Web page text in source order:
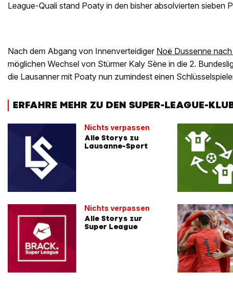
League-Quali stand Poaty in den bisher absolvierten sieben
Nach dem Abgang von Innenverteidiger Noë Dussenne
möglichen Wechsel von Stürmer Kaly Sène in die 2.
die Lausanner mit Poaty nun zumindest einen
ERFAHRE MEHR ZU DEN SUPER-LEAGUE-
Nichts verpassen
Alle Storys zu
Lausanne-Sport
Nichts verpassen
Alle Storys zur
Super League